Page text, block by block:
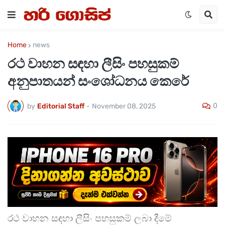
Home news
රථ වාහන සඳහා ලීසිං පහසුකම්
අනුපාතයන් සංශෝධනය කෙරේ
by Editorial Staff - November 08, 2025 0
රථ වාහන සඳහා ලීසිං පහසුකම් ලබා දීමේ